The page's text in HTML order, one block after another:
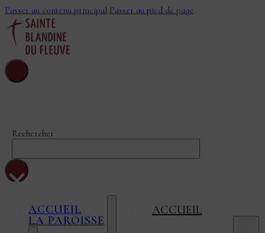
Passer au contenu principal Passer au pied de page
Rechercher
×
ACCUEIL
LA PAROISSE
ACCUEIL